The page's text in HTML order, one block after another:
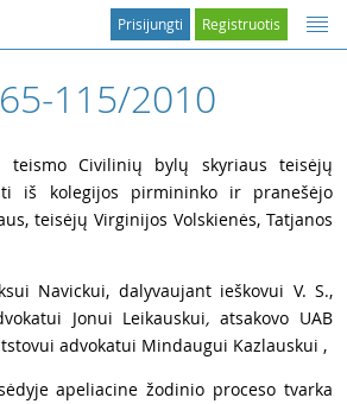
Registruotis
Prisijungti
115/2010
teismo Civilinių bylų skyriaus teisėjų
iš kolegijos pirmininko ir pranešėjo
teisėjų Virginijos Volskienės, Tatjanos
Navickui, dalyvaujant ieškovui V. S.,
Jonui Leikauskui, atsakovo UAB
advokatui Mindaugui Kazlauskui ,
apeliacine žodinio proceso tvarka